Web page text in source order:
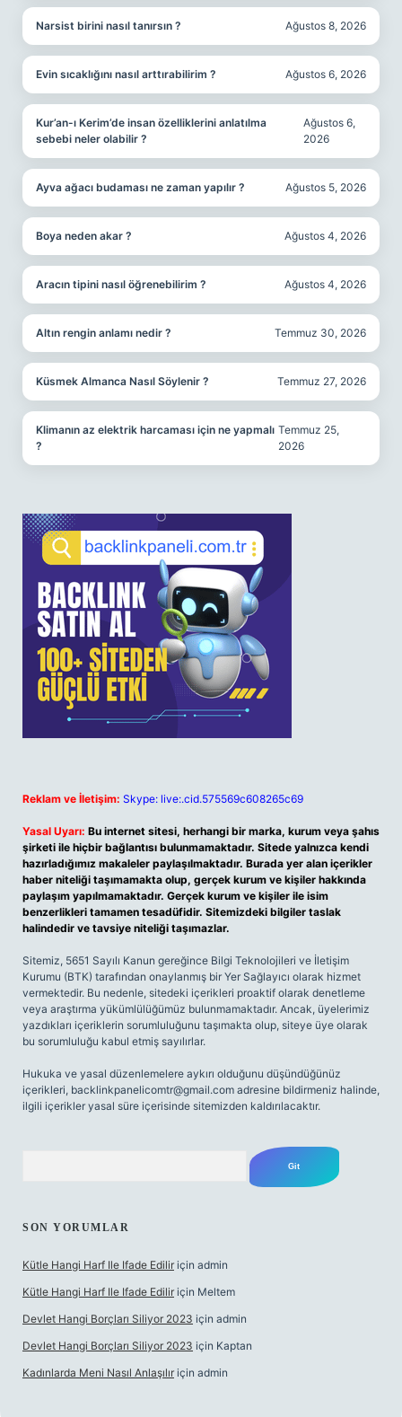
Narsist birini nasıl tanırsın ? Ağustos 8, 2026
Evin sıcaklığını nasıl arttırabilirim ? Ağustos 6, 2026
Kur’an-ı Kerim’de insan özelliklerini anlatılma
sebebi neler olabilir ?
Ağustos 6,
2026
Ayva ağacı budaması ne zaman yapılır ? Ağustos 5, 2026
Boya neden akar ? Ağustos 4, 2026
Aracın tipini nasıl öğrenebilirim ? Ağustos 4, 2026
Altın rengin anlamı nedir ? Temmuz 30, 2026
Küsmek Almanca Nasıl Söylenir ? Temmuz 27, 2026
Klimanın az elektrik harcaması için ne yapmalı
?
Temmuz 25,
2026
Reklam ve İletişim: Skype: live:.cid.575569c608265c69
Yasal Uyarı: Bu internet sitesi, herhangi bir marka, kurum veya şahıs
şirketi ile hiçbir bağlantısı bulunmamaktadır. Sitede yalnızca kendi
hazırladığımız makaleler paylaşılmaktadır. Burada yer alan içerikler
haber niteliği taşımamakta olup, gerçek kurum ve kişiler hakkında
paylaşım yapılmamaktadır. Gerçek kurum ve kişiler ile isim
benzerlikleri tamamen tesadüfidir. Sitemizdeki bilgiler taslak
halindedir ve tavsiye niteliği taşımazlar.
Sitemiz, 5651 Sayılı Kanun gereğince Bilgi Teknolojileri ve İletişim
Kurumu (BTK) tarafından onaylanmış bir Yer Sağlayıcı olarak hizmet
vermektedir. Bu nedenle, sitedeki içerikleri proaktif olarak denetleme
veya araştırma yükümlülüğümüz bulunmamaktadır. Ancak, üyelerimiz
yazdıkları içeriklerin sorumluluğunu taşımakta olup, siteye üye olarak
bu sorumluluğu kabul etmiş sayılırlar.
Hukuka ve yasal düzenlemelere aykırı olduğunu düşündüğünüz
içerikleri, backlinkpanelicomtr@gmail.com adresine bildirmeniz halinde,
ilgili içerikler yasal süre içerisinde sitemizden kaldırılacaktır.
SON YORUMLAR
Kütle Hangi Harf Ile Ifade Edilir için admin
Kütle Hangi Harf Ile Ifade Edilir için Meltem
Devlet Hangi Borçları Siliyor 2023 için admin
Devlet Hangi Borçları Siliyor 2023 için Kaptan
Kadınlarda Meni Nasıl Anlaşılır için admin